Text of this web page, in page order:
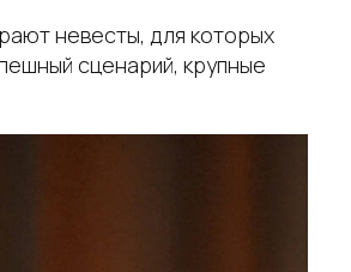
невесты, для которых
сценарий, крупные